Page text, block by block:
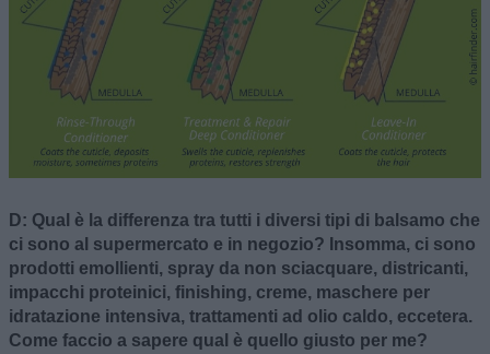
D: Qual è la differenza tra tutti i diversi tipi di balsamo che
ci sono al supermercato e in negozio? Insomma, ci sono
prodotti emollienti, spray da non sciacquare, districanti,
impacchi proteinici, finishing, creme, maschere per
idratazione intensiva, trattamenti ad olio caldo, eccetera.
Come faccio a sapere qual è quello giusto per me?